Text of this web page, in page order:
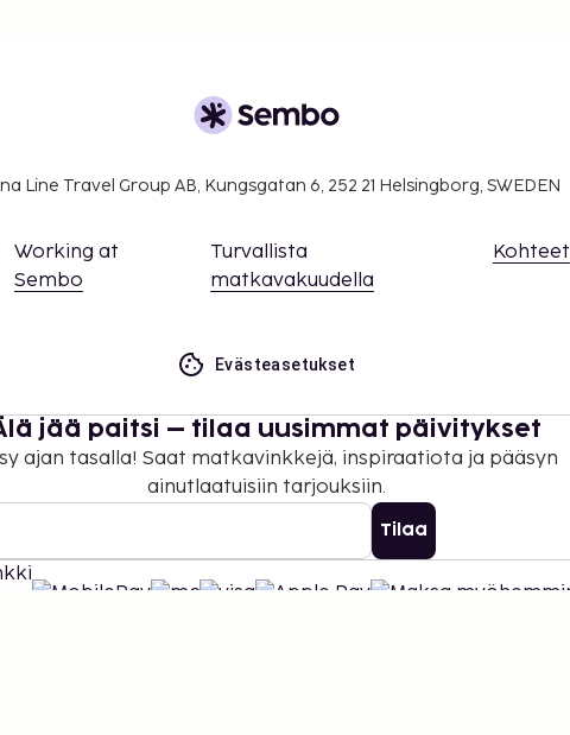
Line Travel Group AB, Kungsgatan 6, 252 21 Helsingborg, SWEDEN
Working at
Sembo
Turvallista
matkavakuudella
Kohteet
Evästeasetukset
jää paitsi – tilaa uusimmat päivitykset
ajan tasalla! Saat matkavinkkejä, inspiraatiota ja pääsyn
ainutlaatuisiin tarjouksiin.
Tilaa